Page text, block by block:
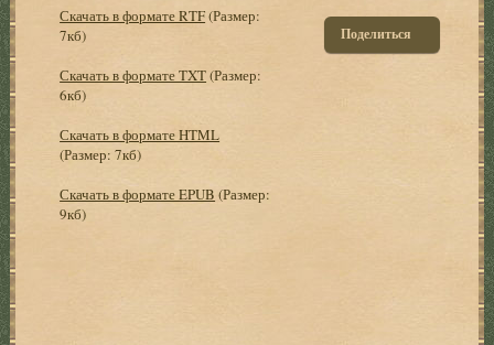
Скачать в формате RTF(Размер:
7кб)
Скачать в формате TXT(Размер:
6кб)
Скачать в формате HTML
(Размер: 7кб)
Скачать в формате EPUB (Размер:
9кб)
Поделиться